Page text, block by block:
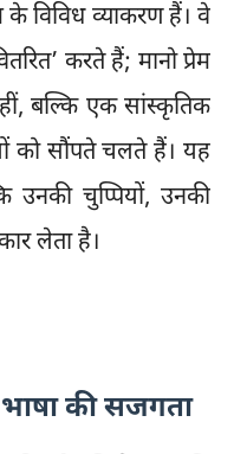
के विविध व्याकरण हैं। वे
करते हैं; मानो प्रेम
बल्कि एक सांस्कृतिक
को सौंपते चलते हैं। यह
उनकी चुप्पियों, उनकी
लेता है।
की सजगता